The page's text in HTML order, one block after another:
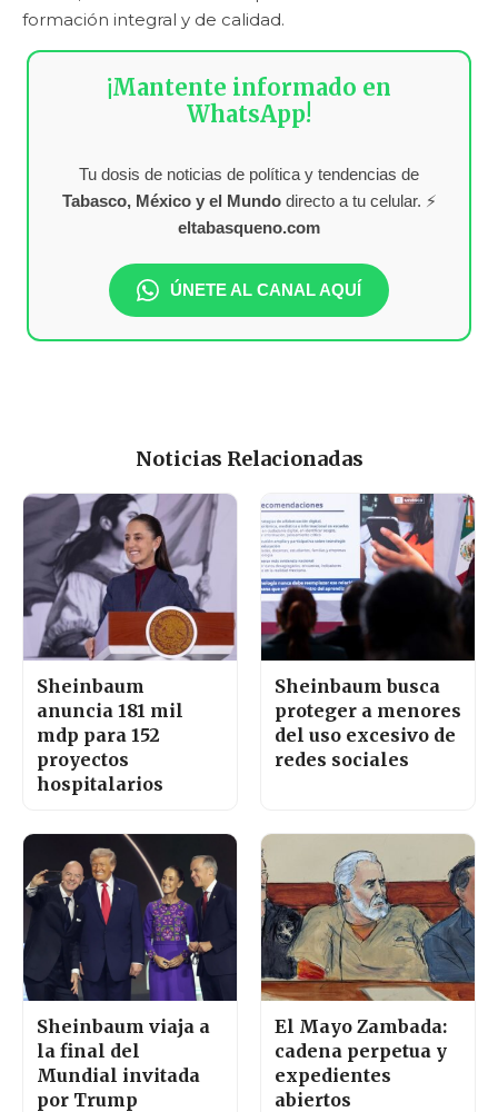
formación integral y de calidad.
¡Mantente informado en
WhatsApp!
Tu dosis de noticias de política y tendencias de
Tabasco, México y el Mundodirecto a tu celular. ⚡
eltabasqueno.com
ÚNETE AL CANAL AQUÍ
Noticias Relacionadas
Sheinbaum
anuncia 181 mil
mdp para 152
proyectos
hospitalarios
Sheinbaum busca
proteger a menores
del uso excesivo de
redes sociales
Sheinbaum viaja a
la final del
Mundial invitada
por Trump
El Mayo Zambada:
cadena perpetua y
expedientes
abiertos